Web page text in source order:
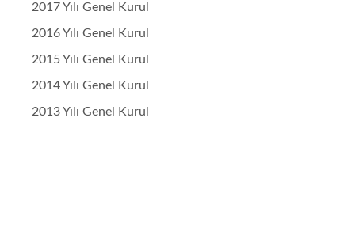
2017 Yılı Genel Kurul
2016 Yılı Genel Kurul
2015 Yılı Genel Kurul
2014 Yılı Genel Kurul
2013 Yılı Genel Kurul